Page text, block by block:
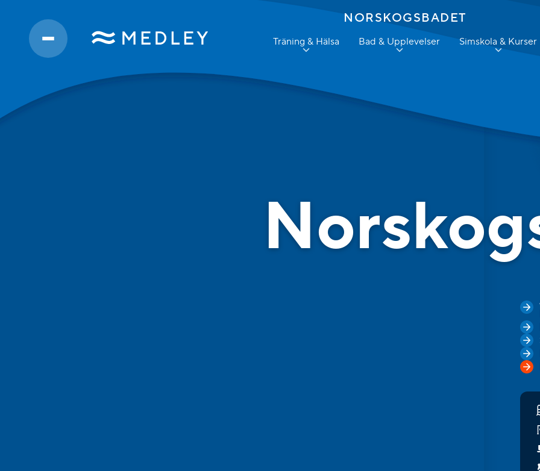
NORSKOGSBADET
Träning & Hälsa Bad & Upplevelser Simskola & Kurser